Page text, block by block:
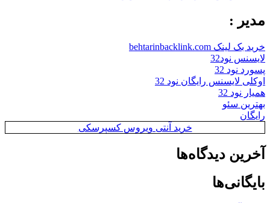
مدیر :
خرید بک لینک behtarinbacklink.com
لایسنس نود32
پسورد نود 32
اوکلی لایسنس رایگان نود 32
همیار نود 32
بهترین سئو
رایگان
خرید آنتی ویروس کسپرسکی
آخرین دیدگاه‌ها
بایگانی‌ها